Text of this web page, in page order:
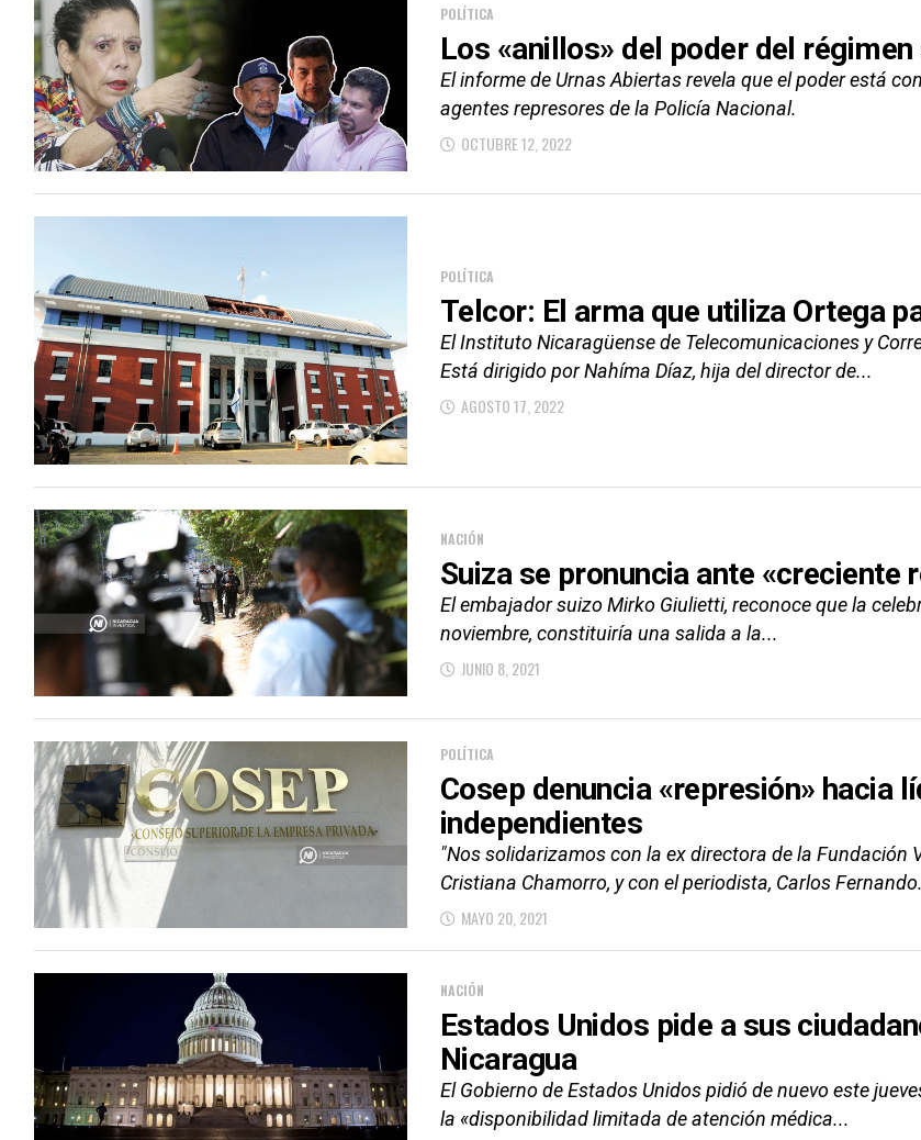
POLÍTICA
Los «anillos» del poder del
El informe de Urnas Abiertas revela que el poder está
agentes represores de la Policía Nacional.
OCTUBRE 12, 2022
POLÍTICA
Telcor: El arma que utiliza Ortega
El Instituto Nicaragüense de Telecomunicaciones y
Está dirigido por Nahíma Díaz, hija del director de...
AGOSTO 17, 2022
NACIÓN
Suiza se pronuncia ante «creciente
El embajador suizo Mirko Giulietti, reconoce que la
noviembre, constituiría una salida a la...
JUNIO 8, 2021
POLÍTICA
Cosep denuncia «represión» hacia
independientes
"Nos solidarizamos con la ex directora de la Fundación
Cristiana Chamorro, y con el periodista, Carlos
MAYO 20, 2021
NACIÓN
Estados Unidos pide a sus
Nicaragua
El Gobierno de Estados Unidos pidió de nuevo este
la «disponibilidad limitada de atención médica...